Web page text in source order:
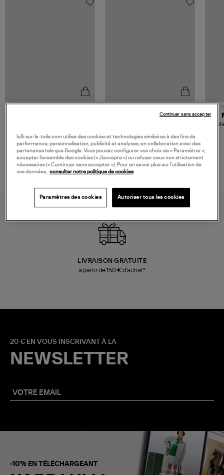
480,00 € 189,00 €
TORAL
LIVRAISON GRATUITE
à partir de 150 € d'achat*
20 € EN VOUS INSCRIVANT À LA
NEWSLETTER
-10% EN TÉLÉCHARGEANT
lulli-sur-la-toile.com utilise des cookies et technologies similaires à des fins de
performance, personnalisation, publicité et analyses, en collaboration avec des
partenaires tels que Google. Vous pouvez configurer vos choix via « Paramétrer »,
accepter l’ensemble des cookies (« J’accepte ») ou refuser ceux non strictement
nécessaires (« Continuer sans accepter »). Pour en savoir plus sur l’utilisation de
vos données, consulter notre politique de cookies
Paramètres des cookies Autoriser tous les cookies
Continuer sans accepter